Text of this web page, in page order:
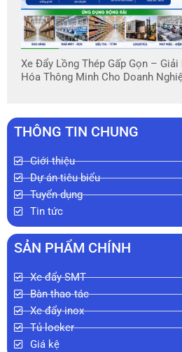
Xe Đẩy Lồng Thép Gấp Gọn – Giải
Hóa Thông Minh Cho Doanh
THÔNG TIN CHUNG
Giới thiệu
Dự án tiêu biểu
Tuyển dụng
Tin tức
SẢN PHẨM CHÍNH
Xe đẩy SMT
Bàn thao tác
Xe đẩy inox
Tủ locker
Giá kệ